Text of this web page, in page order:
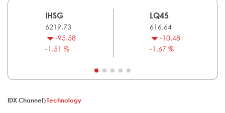
IHSG
6219.73
-95.58
-1.51 %
LQ45
616.64
-10.48
-1.67 %
IDX Channel Technology